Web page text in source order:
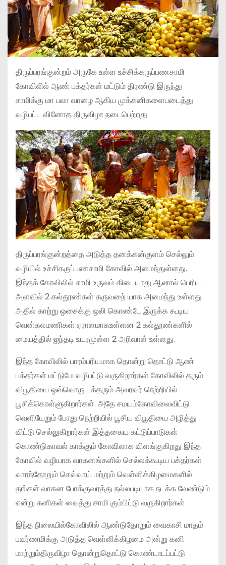
திருப்பரங்குன்றம் அருகே உள்ள உச்சிக்கருப்பணசாமி
கோவிலில் ஆண் பக்தர்கள் மட்டும் திரண்டு இருந்து
சாமிக்கு மா பலா வாழை ஆகிய முக்கனிகளைபடைத்து
வழிபட்ட வினோத திருவிழா நடைபெற்றது
திருப்பரங்குன்றத்தை அடுத்த தனக்கன்குளம் செல்லும்
வழியில் உச்சிகருப்பணசாமி கோவில் அமைந்துள்ளது.
இந்தக் கோவிலில் சாமி உருவம் கிடையாது ஆனால் பெரிய
அளவில் 2 கல்தூண்கள் கருவறை் யாக அமைந்து உள்ளது
அதில் காற்று ஒசைக்கு ஒலி கொண்டே இருக்க கூடிய
வென்கலமணிகள் ஏராளமாகஉள்ளன 2 கல்தூண்களில்
மையத்தில் ஐந்தடி உயரமுள்ள 2 அரிவாள் உள்ளது.
இந்த கோவிலில் பாரம்பரியமாக தொன்று தொட்டு ஆண்
பக்தர்கள் மட்டுமே வழிபட்டு வருகிறார்கள் கோவிலில் தரும்
விபூதியை ஒவ்வொரு பக்தரும் அவரவர் நெற்றியில்
பூசிக்கொள்ளுகிறார்கள். அதே சமயம்கோவிலைவிட்டு
வெளியேறும் போது நெற்றியில் பூசிய விபூதியை அழித்து
விட்டு செல்லுகிறார்கள் இத்தகைய கட்டுப்பாடுகள்
கொண்டுகாவல் காக்கும் கோவிலாக விளங்குகிறது இந்த
கோவில் வழியாக வாகனங்களில் செல்லக்கூடிய பக்தர்கள்
வாரந்தோறும் செவ்வாய் மற்றும் வெள்ளிக்கிழமைகளில்
தங்கள் வாகன போக்குவரத்து நல்லபடியாக நடக்க வேண்டும்
என்று கனிகள் வைத்து சாமி கும்பிட்டு வருகிறார்கள்
இந்த நிலையில்கோவிலில் ஆண்டுதோறும் வைகாசி மாதம்
பவுர்ணமிக்கு அடுத்த வெள்ளிக்கிழமை அன்று கனி
மாற்றும்திருவிழா தொன்றுதொட்டு கொண்டாடப்பட்டு